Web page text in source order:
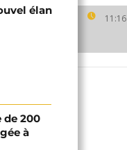
11:16
élan
de 200
à